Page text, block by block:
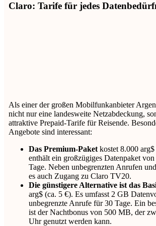
Claro: Tarife für jedes
Als einer der großen Mobilfunkanbieter
nicht nur eine landesweite Netzabdeckung,
attraktive Prepaid-Tarife für Reisende.
Angebote sind interessant:
Das Premium-Paket kostet 8.000
enthält ein großzügiges Datenpaket
Tage. Neben unbegrenzten Anrufen
es auch Zugang zu Claro TV20.
Die günstigere Alternative ist das
arg$ (ca. 5 €). Es umfasst 2 GB
unbegrenzte Anrufe für 30 Tage. Ein
ist der Nachtbonus von 500 MB, der
Uhr genutzt werden kann.